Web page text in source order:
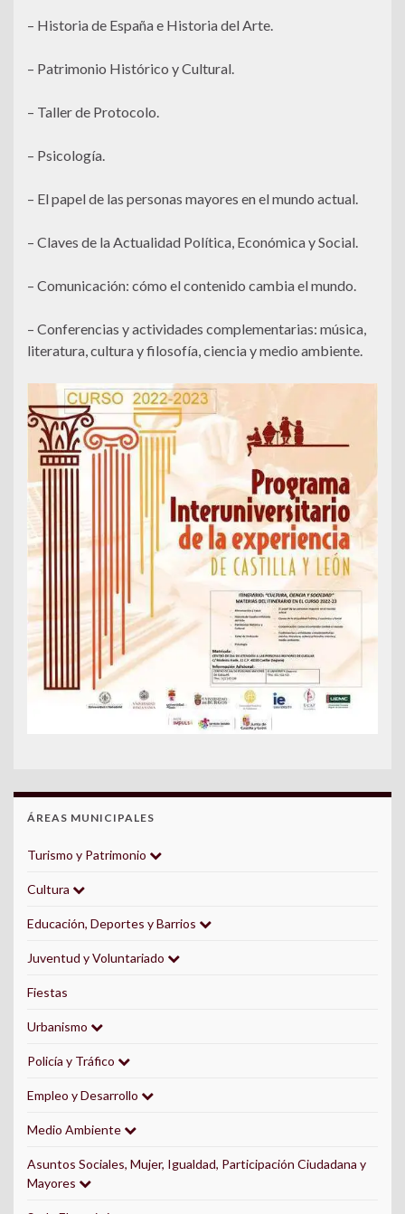
– Historia de España e Historia del Arte.
– Patrimonio Histórico y Cultural.
– Taller de Protocolo.
– Psicología.
– El papel de las personas mayores en el mundo actual.
– Claves de la Actualidad Política, Económica y Social.
– Comunicación: cómo el contenido cambia el mundo.
– Conferencias y actividades complementarias: música,
literatura, cultura y filosofía, ciencia y medio ambiente.
ÁREAS MUNICIPALES
Turismo y Patrimonio
Cultura
Educación, Deportes y Barrios
Juventud y Voluntariado
Fiestas
Urbanismo
Policía y Tráfico
Empleo y Desarrollo
Medio Ambiente
Asuntos Sociales, Mujer, Igualdad, Participación Ciudadana y
Mayores